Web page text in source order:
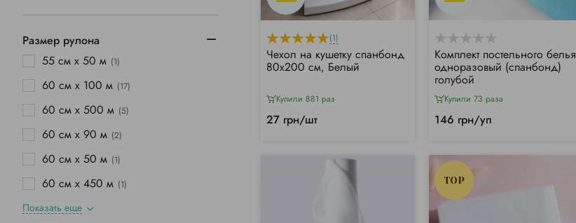
Размер рулона
55 см х 50 м (1)
60 см х 100 м (17)
60 см х 500 м (5)
60 см х 90 м (2)
60 см х 50 м (1)
60 см х 450 м (1)
Показать еще
(1)
Чехол на кушетку спанбонд
80х200 см, Белый
Купили 881 раз
27 грн/шт
Комплект постельного белья
одноразовый (спанбонд)
голубой
Купили 73 раза
146 грн/уп
TOP